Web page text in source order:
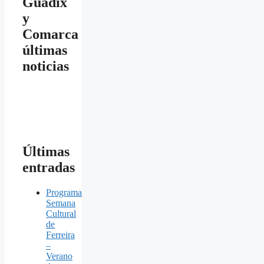
y
Comarca
últimas
noticias
Últimas
entradas
Programa
Semana
Cultural
de
Ferreira
–
Verano